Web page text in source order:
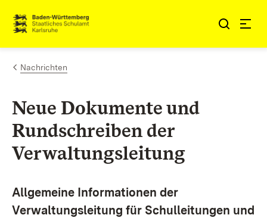
Zum Inhalt springen
Link zur Startseite
Nachrichten
Neue Dokumente und
Rundschreiben der
Verwaltungsleitung
Allgemeine Informationen der
Verwaltungsleitung für Schulleitungen und